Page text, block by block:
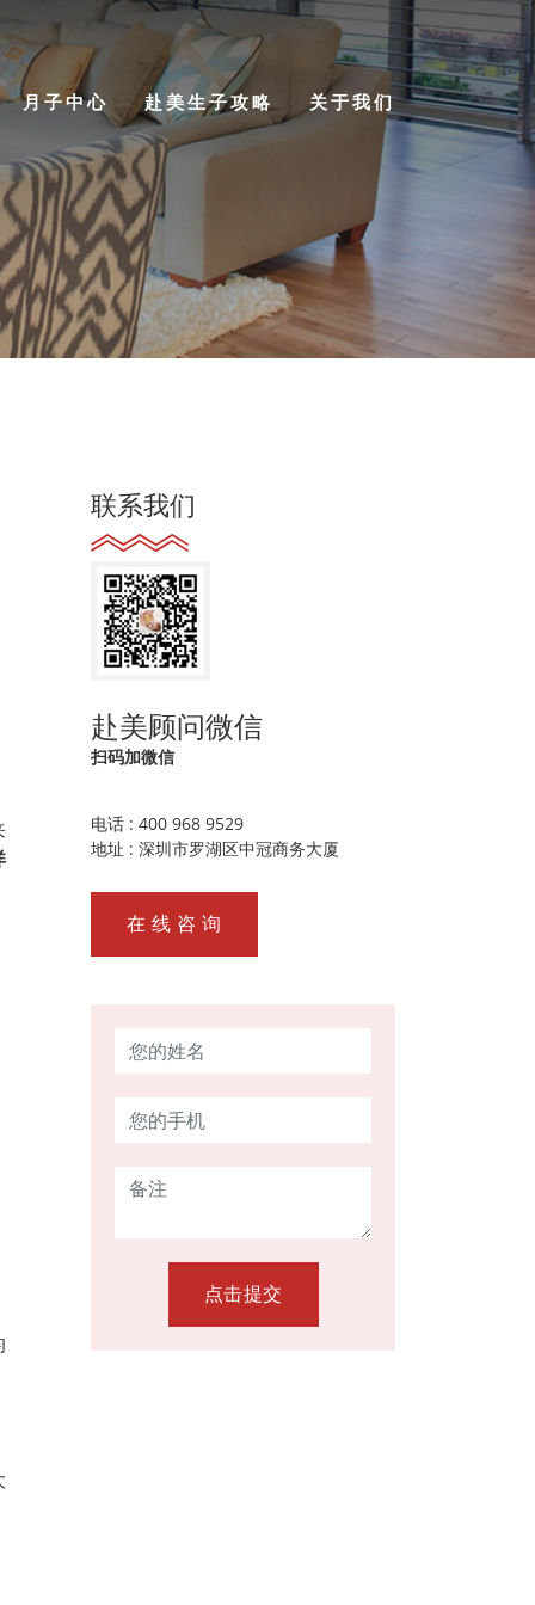
月子中心 赴美生子攻略 关于我们
联系我们
赴美顾问微信
扫码加微信
电话 : 400 968 9529
地址 : 深圳市罗湖区中冠商务大厦
在 线 咨 询
点击提交